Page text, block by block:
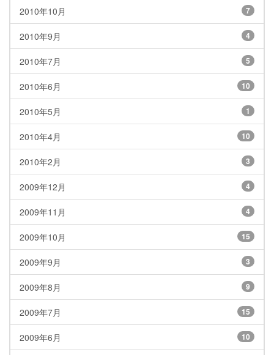
2010年10月 7
2010年9月 4
2010年7月 5
2010年6月 10
2010年5月 1
2010年4月 10
2010年2月 3
2009年12月 4
2009年11月 4
2009年10月 15
2009年9月 3
2009年8月 9
2009年7月 15
2009年6月 10